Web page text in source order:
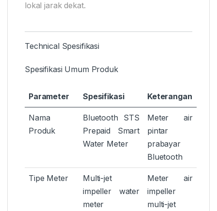
lokal jarak dekat.
Technical Spesifikasi
Spesifikasi Umum Produk
Parameter Spesifikasi Keterangan
Nama
Produk
Bluetooth STS
Prepaid Smart
Water Meter
Meter air
pintar
prabayar
Bluetooth
Tipe Meter
Multi-jet
impeller water
meter
Meter air
impeller
multi-jet